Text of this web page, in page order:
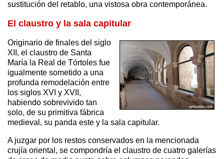
sustitución del retablo, una vistosa obra contemporánea.
El claustro y la sala capitular
Originario de finales del siglo
XII, el claustro de Santa
María la Real de Tórtoles fue
igualmente sometido a una
profunda remodelación entre
los siglos XVI y XVII,
habiendo sobrevivido tan
solo, de su primitiva fábrica
medieval, su panda este y la sala capitular.
A juzgar por los restos conservados en la mencionada
crujía oriental, se compondría el claustro de cuatro galerías